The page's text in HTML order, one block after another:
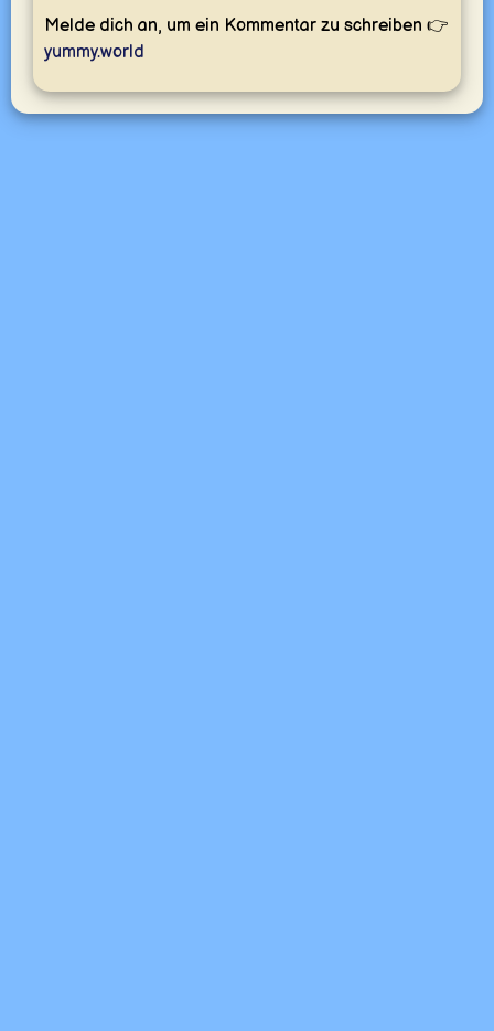
Melde dich an, um ein Kommentar zu schreiben 👉
yummy.world